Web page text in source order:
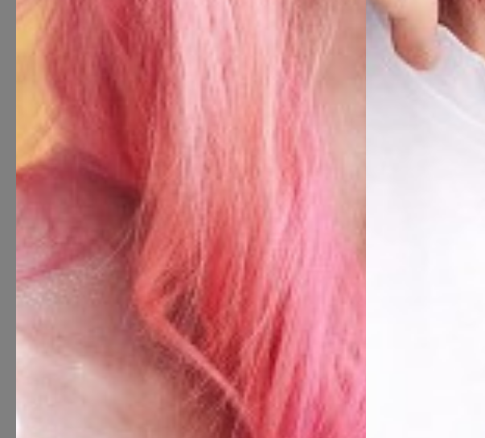
Ära häbene! Saame tuttavaks!